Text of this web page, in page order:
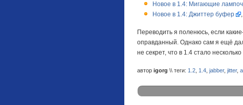
Новое в 1.4: Мигающие
Новое в 1.4: Джиттер буфер
Переводить я поленюсь, если
оправданный. Однако сам я ещё
не секрет, что в 1.4 стало
автор igorg \\ теги: 1.2 1.4 jabber, jitter,